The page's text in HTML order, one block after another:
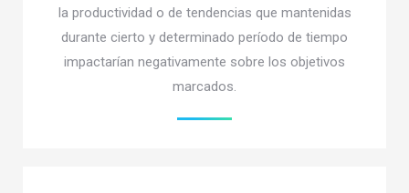
la productividad o de tendencias que mantenidas
durante cierto y determinado período de tiempo
impactarían negativamente sobre los objetivos
marcados.